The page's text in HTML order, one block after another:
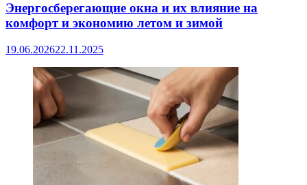
Энергосберегающие окна и их влияние на
комфорт и экономию летом и зимой
19.06.202622.11.2025